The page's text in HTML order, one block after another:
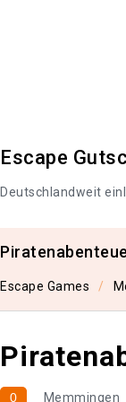
Escape
Deutschlandweit
Escape Games
0 Memmingen